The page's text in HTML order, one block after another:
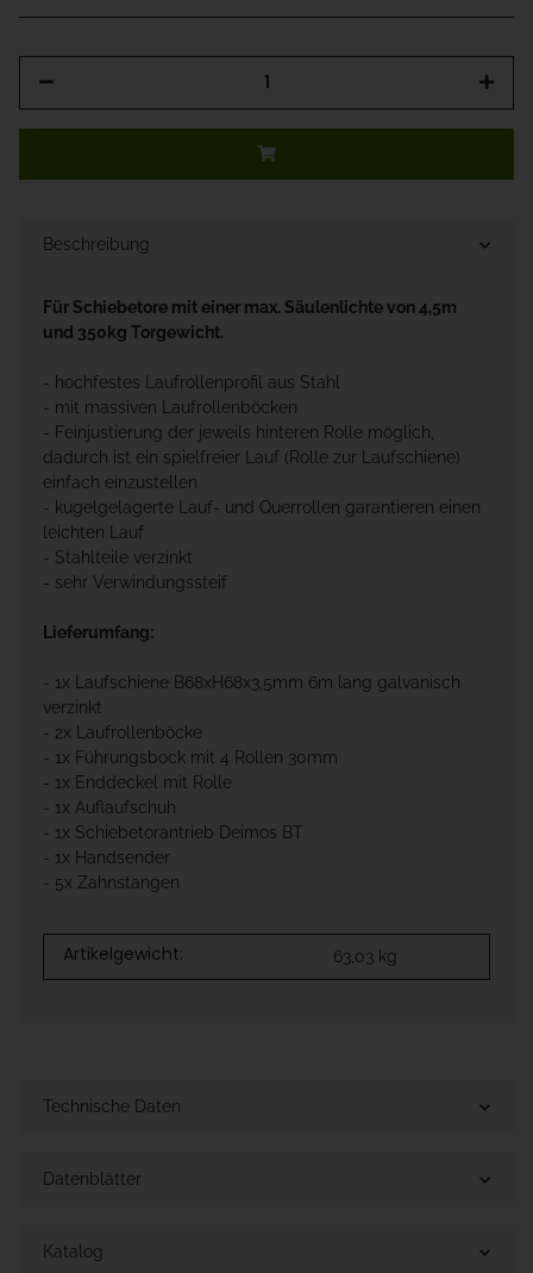
Beschreibung
Für Schiebetore mit einer max. Säulenlichte von 4,5m
und 350kg Torgewicht.
- hochfestes Laufrollenprofil aus Stahl
- mit massiven Laufrollenböcken
- Feinjustierung der jeweils hinteren Rolle möglich,
dadurch ist ein spielfreier Lauf (Rolle zur Laufschiene)
einfach einzustellen
- kugelgelagerte Lauf- und Querrollen garantieren einen
leichten Lauf
- Stahlteile verzinkt
- sehr Verwindungssteif
Lieferumfang:
- 1x Laufschiene B68xH68x3,5mm 6m lang galvanisch
verzinkt
- 2x Laufrollenböcke
- 1x Führungsbock mit 4 Rollen 30mm
- 1x Enddeckel mit Rolle
- 1x Auflaufschuh
- 1x Schiebetorantrieb Deimos BT
- 1x Handsender
- 5x Zahnstangen
Artikelgewicht: 63,03 kg
Technische Daten
Datenblätter
Katalog